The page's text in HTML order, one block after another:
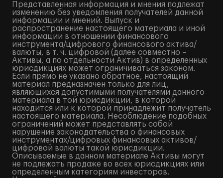
Представленная информация и мнения подлежат
изменению без уведомления получателей данной
информации и мнений. Выпуск и
распространение настоящего материала и иной
информации в отношении финансового
инструмента/цифрового финансового актива/
валюты, в т. ч. цифровой (далее совместно –
Активы, а по отдельности Актив) в определенных
юрисдикциях может ограничиваться законом.
Если прямо не указано обратное, настоящий
материал предназначен только для лиц,
являющихся допустимыми получателями данного
материала в той юрисдикции, в которой
находится или к которой принадлежит получатель
настоящего материала. Несоблюдение подобных
ограничений может представлять собой
нарушение законодательства о финансовых
инструментах/цифровых финансовых активов/
цифровой валюты такой юрисдикции.
Описываемые в данном материале Активы могут
не подлежать продаже во всех юрисдикциях или
определенным категориям инвесторов.